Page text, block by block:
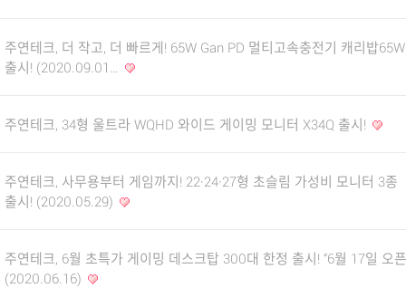
주연테크, 더 작고, 더 빠르게! 65W Gan PD 멀티고속충전기 캐리밥65W
출시! (2020.09.01…
주연테크, 34형 울트라 WQHD 와이드 게이밍 모니터 X34Q 출시!
주연테크, 사무용부터 게임까지! 22·24·27형 초슬림 가성비 모니터 3종
출시! (2020.05.29)
주연테크, 6월 초특가 게이밍 데스크탑 300대 한정 출시! “6월 17일 오
(2020.06.16)